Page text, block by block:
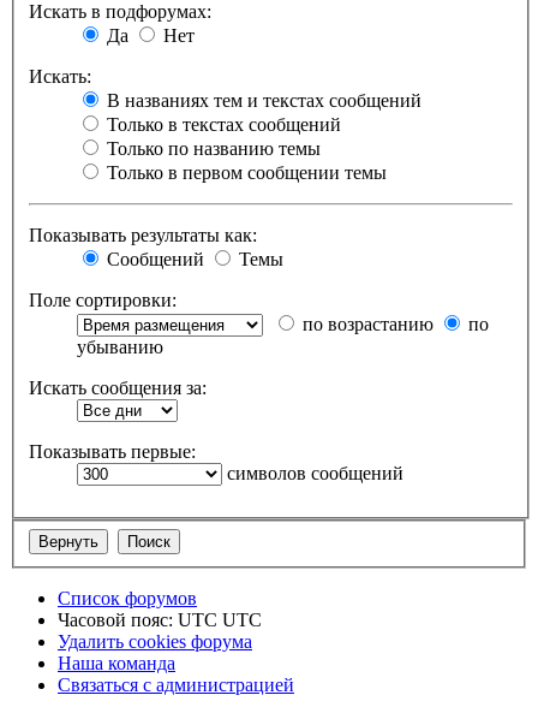
Искать в подфорумах:
Да
Нет
Искать:
В названиях тем и текстах сообщений
Только в текстах сообщений
Только по названию темы
Только в первом сообщении темы
Показывать результаты как:
Сообщений
Темы
Поле сортировки:
по возрастанию
по
убыванию
Искать сообщения за:
Показывать первые:
символов сообщений
Список форумов
Часовой пояс: UTC UTC
Удалить cookies форума
Наша команда
Связаться с администрацией